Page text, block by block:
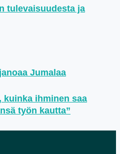
tulevaisuudesta ja
Jumalaa
kuinka ihminen saa
työn kautta”